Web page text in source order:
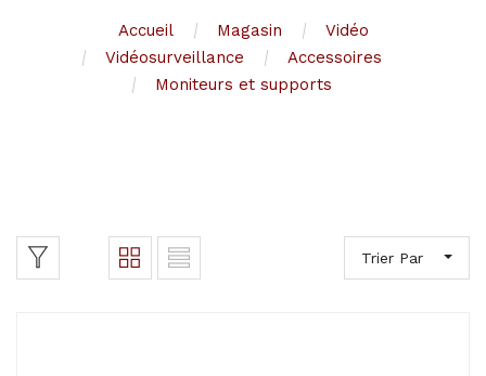
Accueil Magasin
Vidéo
Vidéosurveillance
Accessoires
Moniteurs et supports
Trier Par